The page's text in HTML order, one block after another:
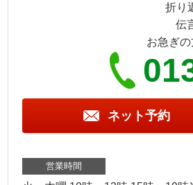
折り
伝
お急ぎ
ネット予約
営業時間